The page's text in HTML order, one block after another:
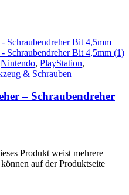
Nintendo, PlayStation,
& Schrauben
– Schraubendreher
Produkt weist mehrere
auf der Produktseite